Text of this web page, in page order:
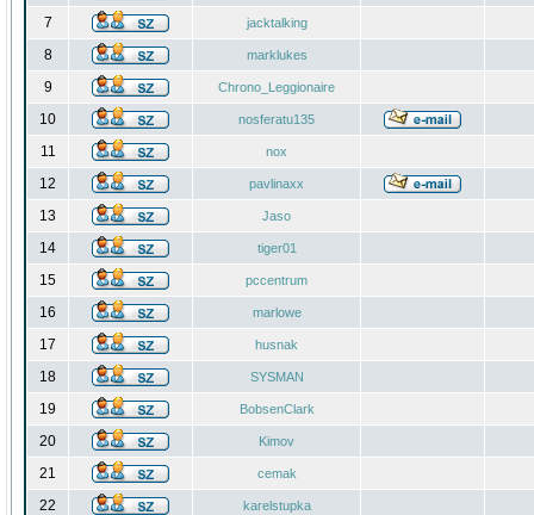
7 jacktalking
8 marklukes
9 Chrono_Leggionaire
10 nosferatu135
11 nox
12 pavlinaxx
13 Jaso
14 tiger01
15 pccentrum
16 marlowe
17 husnak
18 SYSMAN
19 BobsenClark
20 Kimov
21 cemak
22 karelstupka